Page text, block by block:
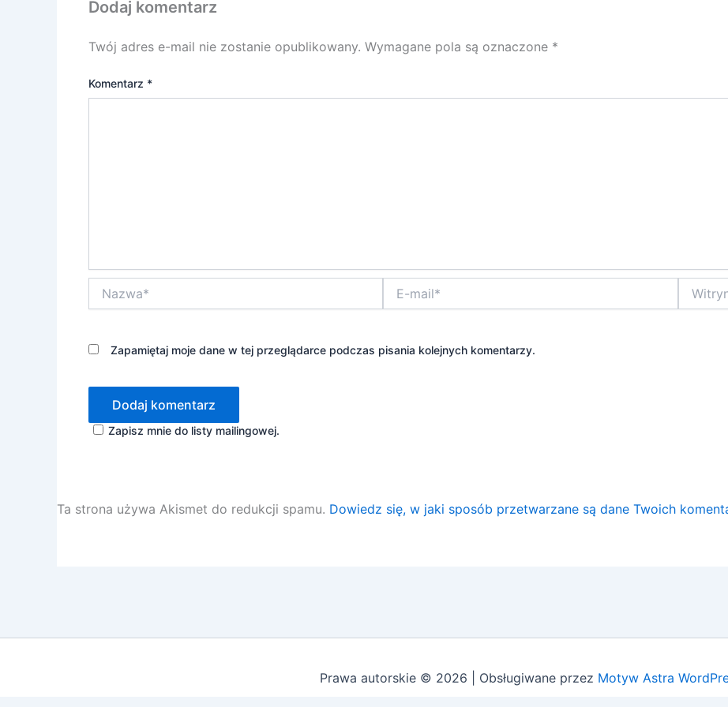
Dodaj komentarz
Twój adres e-mail nie zostanie opublikowany. Wymagane pola są oznaczone *
Komentarz *
mail*
Zapamiętaj moje dane w tej przeglądarce podczas pisania kolejnych komentarzy.
Zapisz mnie do listy mailingowej.
Ta strona używa Akismet do redukcji spamu. Dowiedz się, w jaki sposób przetwarzane są dane Twoich
Prawa autorskie © 2026 | Obsługiwane przez Motyw Astra